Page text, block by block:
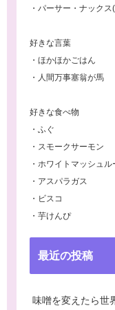
・パーサー・ナック
好きな言葉
・ほかほかごはん
・人間万事塞翁が馬
好きな食べ物
・ふぐ
・スモークサーモン
・ホワイトマッシュル
・アスパラガス
・ビスコ
・芋けんぴ
最近の投稿
味噌を変えたら世